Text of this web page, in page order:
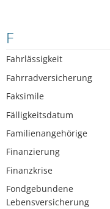
F
Fahrlässigkeit
Fahrradversicherung
Faksimile
Fälligkeitsdatum
Familienangehörige
Finanzierung
Finanzkrise
Fondgebundene
Lebensversicherung